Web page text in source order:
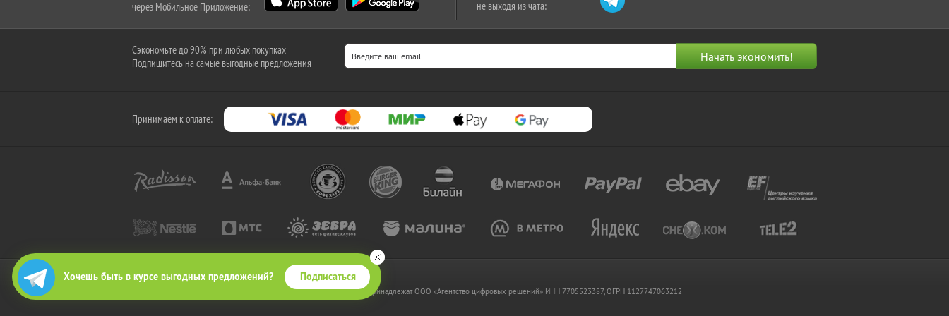
Хочешь быть в курсе выгодных предложений? Подписаться
через Мобильное Приложение:
не выходя из чата:
Сэкономьте до 90% при любых покупках
Подпишитесь на самые выгодные предложения
Принимаем к оплате:
2010-2026 © КупиКупон. Все права защищены.
Все права на товарный знак "КупиКупон" и на сайт www.kupikupon.ru принадлежат OOO «Агентство цифровых решений» ИНН 7705523387, ОГРН 1127747063212